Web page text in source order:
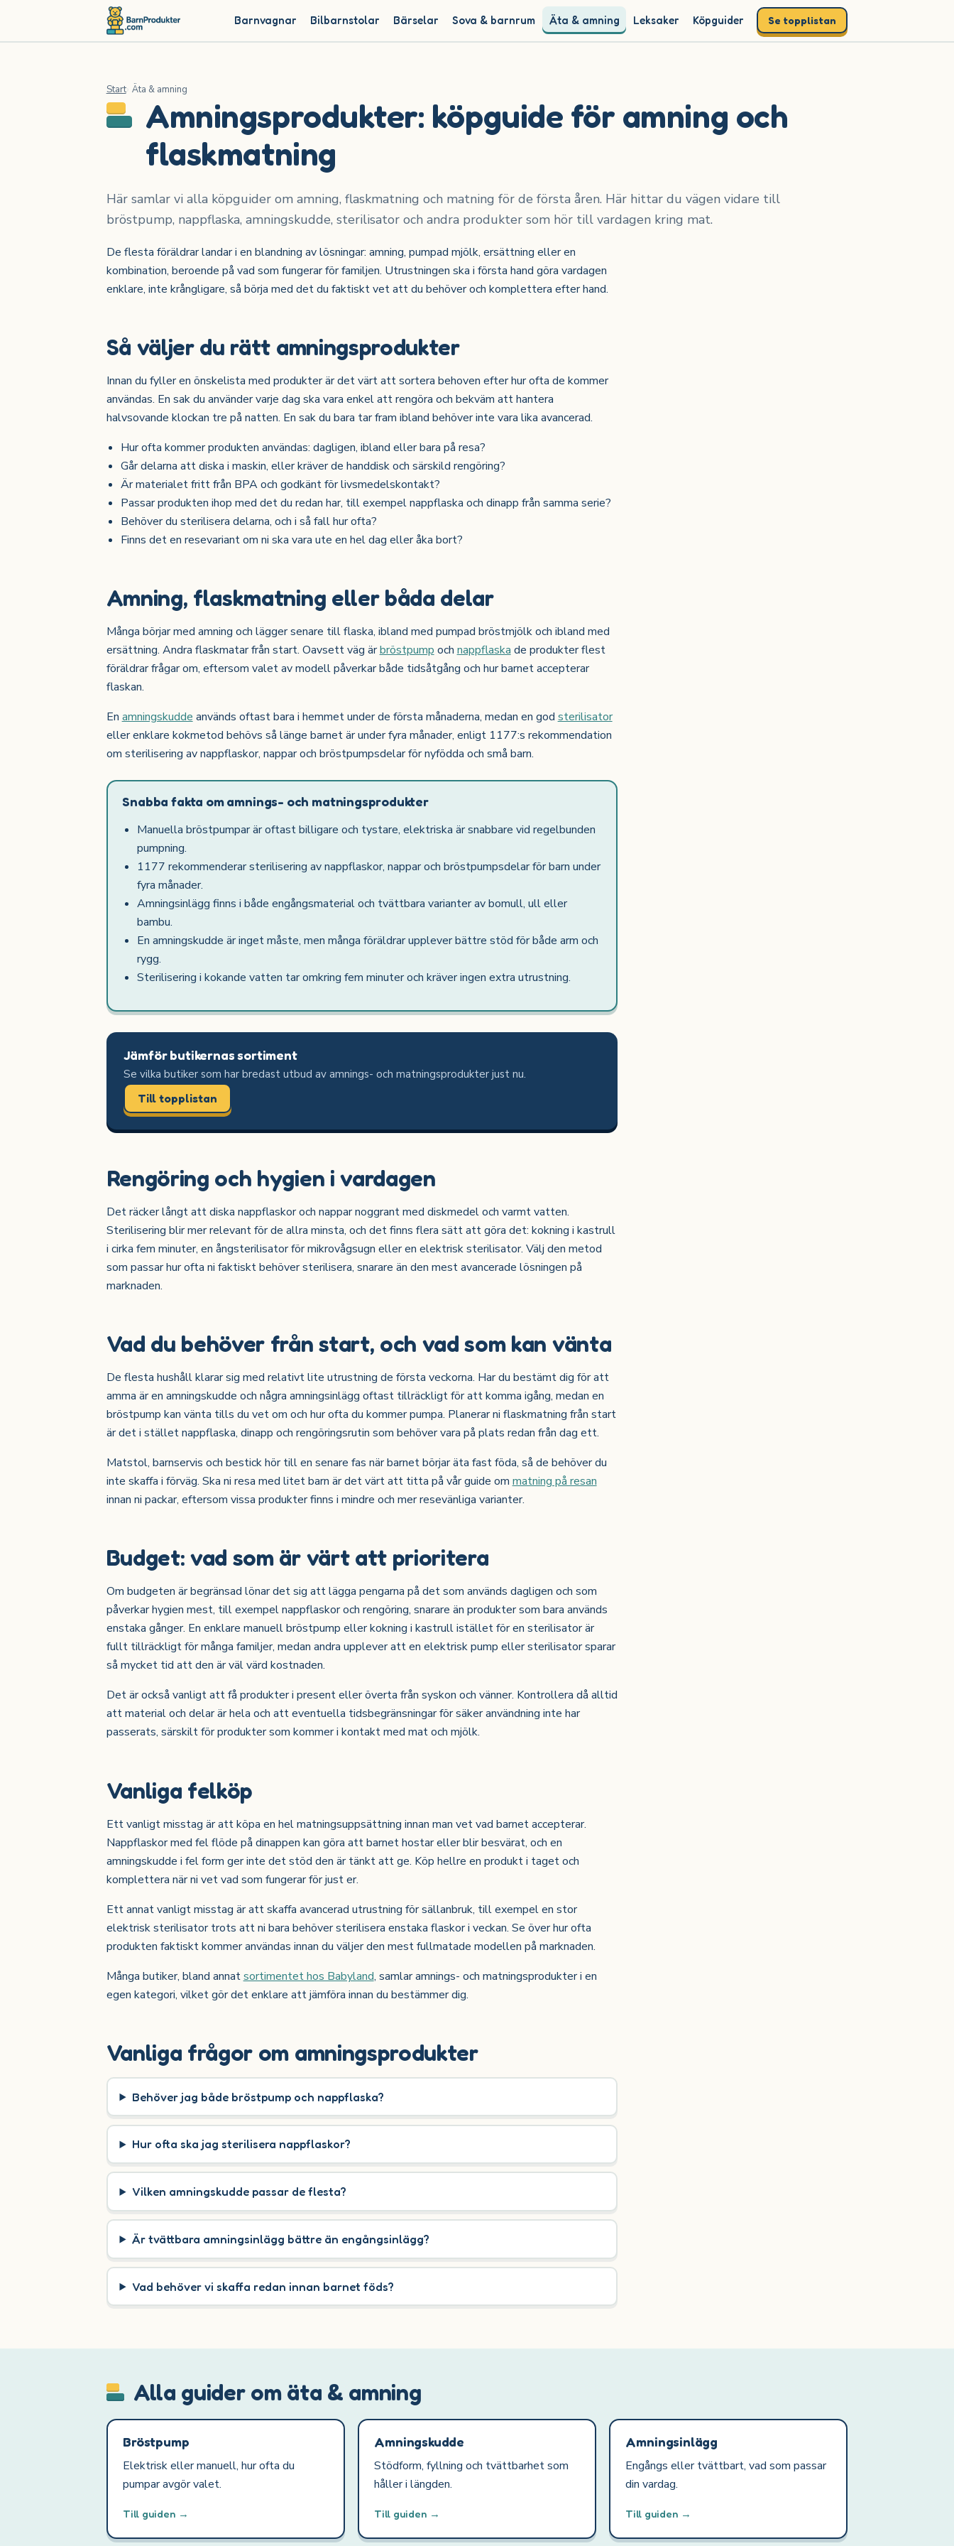
Barnvagnar Bilbarnstolar Bärselar Sova & barnrum Äta & amning Leksaker Köpguider Se topplistan
Start Äta & amning
Amningsprodukter: köpguide för amning och
flaskmatning
Här samlar vi alla köpguider om amning, flaskmatning och matning för de första åren. Här hittar du vägen vidare till
bröstpump, nappflaska, amningskudde, sterilisator och andra produkter som hör till vardagen kring mat.
De flesta föräldrar landar i en blandning av lösningar: amning, pumpad mjölk, ersättning eller en
kombination, beroende på vad som fungerar för familjen. Utrustningen ska i första hand göra vardagen
enklare, inte krångligare, så börja med det du faktiskt vet att du behöver och komplettera efter hand.
Så väljer du rätt amningsprodukter
Innan du fyller en önskelista med produkter är det värt att sortera behoven efter hur ofta de kommer
användas. En sak du använder varje dag ska vara enkel att rengöra och bekväm att hantera
halvsovande klockan tre på natten. En sak du bara tar fram ibland behöver inte vara lika avancerad.
Hur ofta kommer produkten användas: dagligen, ibland eller bara på resa?
Går delarna att diska i maskin, eller kräver de handdisk och särskild rengöring?
Är materialet fritt från BPA och godkänt för livsmedelskontakt?
Passar produkten ihop med det du redan har, till exempel nappflaska och dinapp från samma serie?
Behöver du sterilisera delarna, och i så fall hur ofta?
Finns det en resevariant om ni ska vara ute en hel dag eller åka bort?
Amning, flaskmatning eller båda delar
Många börjar med amning och lägger senare till flaska, ibland med pumpad bröstmjölk och ibland med
ersättning. Andra flaskmatar från start. Oavsett väg ärbröstpump och nappflaska de produkter flest
föräldrar frågar om, eftersom valet av modell påverkar både tidsåtgång och hur barnet accepterar
flaskan.
En amningskudde används oftast bara i hemmet under de första månaderna, medan en god sterilisator
eller enklare kokmetod behövs så länge barnet är under fyra månader, enligt 1177:s rekommendation
om sterilisering av nappflaskor, nappar och bröstpumpsdelar för nyfödda och små barn.
Snabba fakta om amnings- och matningsprodukter
Manuella bröstpumpar är oftast billigare och tystare, elektriska är snabbare vid regelbunden
pumpning.
1177 rekommenderar sterilisering av nappflaskor, nappar och bröstpumpsdelar för barn under
fyra månader.
Amningsinlägg finns i både engångsmaterial och tvättbara varianter av bomull, ull eller
bambu.
En amningskudde är inget måste, men många föräldrar upplever bättre stöd för både arm och
rygg.
Sterilisering i kokande vatten tar omkring fem minuter och kräver ingen extra utrustning.
Jämför butikernas sortiment
Se vilka butiker som har bredast utbud av amnings- och matningsprodukter just nu.
Till topplistan
Rengöring och hygien i vardagen
Det räcker långt att diska nappflaskor och nappar noggrant med diskmedel och varmt vatten.
Sterilisering blir mer relevant för de allra minsta, och det finns flera sätt att göra det: kokning i kastrull
i cirka fem minuter, en ångsterilisator för mikrovågsugn eller en elektrisk sterilisator. Välj den metod
som passar hur ofta ni faktiskt behöver sterilisera, snarare än den mest avancerade lösningen på
marknaden.
Vad du behöver från start, och vad som kan vänta
De flesta hushåll klarar sig med relativt lite utrustning de första veckorna. Har du bestämt dig för att
amma är en amningskudde och några amningsinlägg oftast tillräckligt för att komma igång, medan en
bröstpump kan vänta tills du vet om och hur ofta du kommer pumpa. Planerar ni flaskmatning från start
är det i stället nappflaska, dinapp och rengöringsrutin som behöver vara på plats redan från dag ett.
Matstol, barnservis och bestick hör till en senare fas när barnet börjar äta fast föda, så de behöver du
inte skaffa i förväg. Ska ni resa med litet barn är det värt att titta på vår guide om matning på resan
innan ni packar, eftersom vissa produkter finns i mindre och mer resevänliga varianter.
Budget: vad som är värt att prioritera
Om budgeten är begränsad lönar det sig att lägga pengarna på det som används dagligen och som
påverkar hygien mest, till exempel nappflaskor och rengöring, snarare än produkter som bara används
enstaka gånger. En enklare manuell bröstpump eller kokning i kastrull istället för en sterilisator är
fullt tillräckligt för många familjer, medan andra upplever att en elektrisk pump eller sterilisator sparar
så mycket tid att den är väl värd kostnaden.
Det är också vanligt att få produkter i present eller överta från syskon och vänner. Kontrollera då alltid
att material och delar är hela och att eventuella tidsbegränsningar för säker användning inte har
passerats, särskilt för produkter som kommer i kontakt med mat och mjölk.
Vanliga felköp
Ett vanligt misstag är att köpa en hel matningsuppsättning innan man vet vad barnet accepterar.
Nappflaskor med fel flöde på dinappen kan göra att barnet hostar eller blir besvärat, och en
amningskudde i fel form ger inte det stöd den är tänkt att ge. Köp hellre en produkt i taget och
komplettera när ni vet vad som fungerar för just er.
Ett annat vanligt misstag är att skaffa avancerad utrustning för sällanbruk, till exempel en stor
elektrisk sterilisator trots att ni bara behöver sterilisera enstaka flaskor i veckan. Se över hur ofta
produkten faktiskt kommer användas innan du väljer den mest fullmatade modellen på marknaden.
Många butiker, bland annatsortimentet hos Babyland, samlar amnings- och matningsprodukter i en
egen kategori, vilket gör det enklare att jämföra innan du bestämmer dig.
Vanliga frågor om amningsprodukter
Behöver jag både bröstpump och nappflaska?
Hur ofta ska jag sterilisera nappflaskor?
Vilken amningskudde passar de flesta?
Är tvättbara amningsinlägg bättre än engångsinlägg?
Vad behöver vi skaffa redan innan barnet föds?
Alla guider om äta & amning
Bröstpump
Elektrisk eller manuell, hur ofta du
pumpar avgör valet.
Till guiden →
Amningskudde
Stödform, fyllning och tvättbarhet som
håller i längden.
Till guiden →
Amningsinlägg
Engångs eller tvättbart, vad som passar
din vardag.
Till guiden →